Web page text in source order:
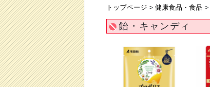
トップページ > 健康食品・食品 >
飴・キャンディ